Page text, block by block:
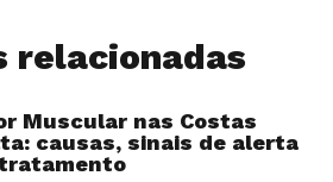
relacionadas
Muscular nas Costas
causas, sinais de alerta